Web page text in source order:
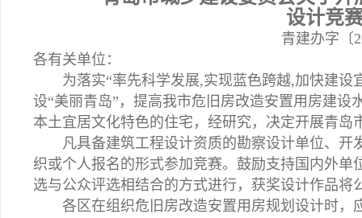
设计竞
青建办字〔
各有关单位：
为落实“率先科学发展,实现蓝色跨越,加快建设
设“美丽青岛”，提高我市危旧房改造安置用房建
本土宜居文化特色的住宅，经研究，决定开展青
凡具备建筑工程设计资质的勘察设计单位、开
织或个人报名的形式参加竞赛。鼓励支持国内外
选与公众评选相结合的方式进行，获奖设计作品将
各区在组织危旧房改造安置用房规划设计时，